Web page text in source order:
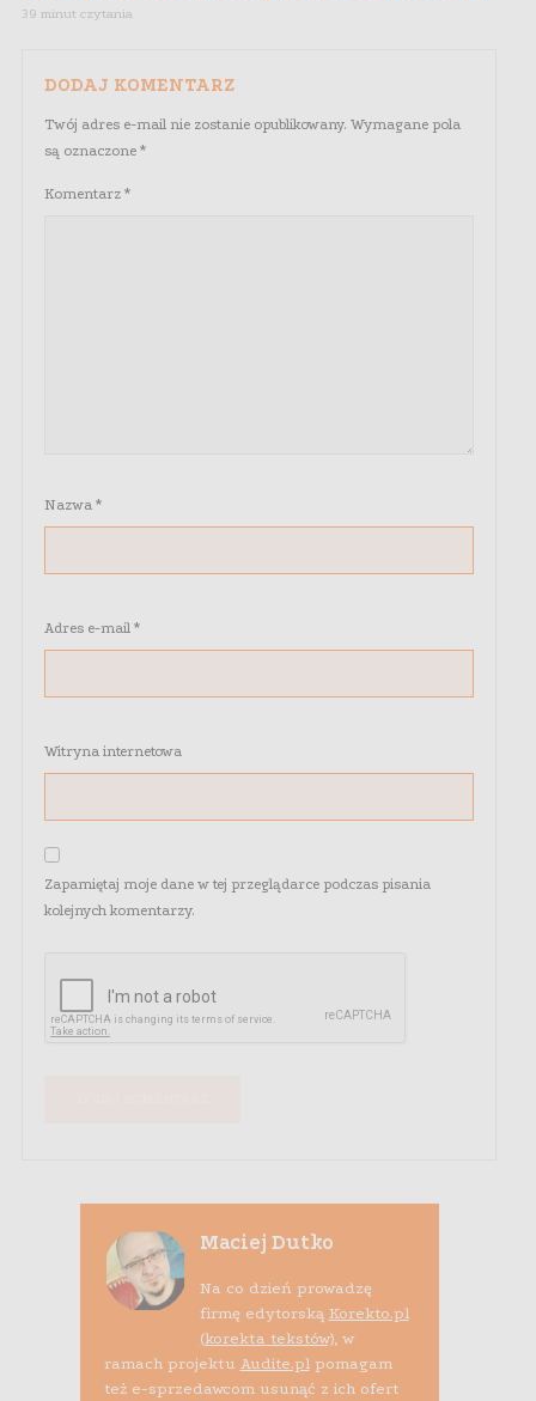
39 minut czytania
DODAJ KOMENTARZ
Twój adres e-mail nie zostanie opublikowany. Wymagane pola
są oznaczone *
Komentarz *
Nazwa *
Adres e-mail *
Witryna internetowa
Zapamiętaj moje dane w tej przeglądarce podczas pisania
kolejnych komentarzy.
Maciej Dutko
Na co dzień prowadzę
firmę edytorską Korekto.pl
(korekta tekstów), w
ramach projektu Audite.plpomagam
też e-sprzedawcom usunąć z ich ofert